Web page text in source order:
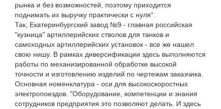
рынка и без возможностей, поэтому приходится
поднимать их выручку практически с нуля".
Так, Екатеринбургский завод №9 - главная российская
"кузница" артиллерийских стволов для танков и
самоходных артиллерийских установок - все же нашел
свою нишу. В рамках диверсификации здесь выполняются
работы по механизированной обработке высокой
точности и изготовлению изделий по чертежам заказчика.
Основная номенклатура - оси для высокоскоростных
электропоездов. "Оборудование, компетенции и знания
сотрудников предприятия это позволяют делать. И здесь